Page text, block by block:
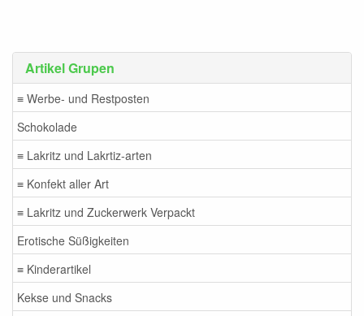
Artikel Grupen
≡ Werbe- und Restposten
Schokolade
≡ Lakritz und Lakrtiz-arten
≡ Konfekt aller Art
≡ Lakritz und Zuckerwerk Verpackt
Erotische Süßigkeiten
≡ Kinderartikel
Kekse und Snacks